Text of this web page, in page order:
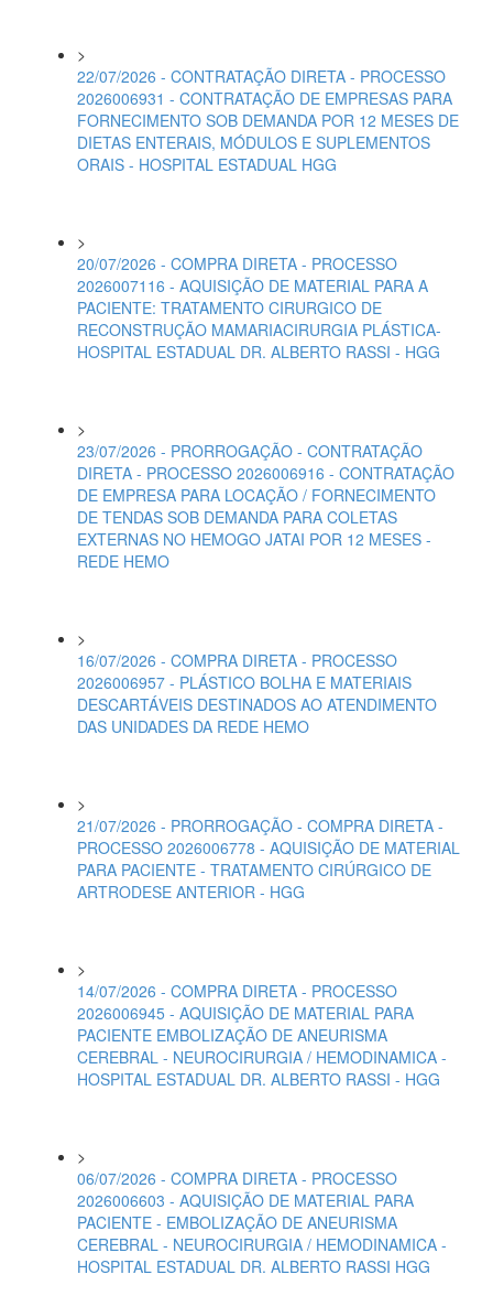
>
22/07/2026 - CONTRATAÇÃO DIRETA - PROCESSO
2026006931 - CONTRATAÇÃO DE EMPRESAS PARA
FORNECIMENTO SOB DEMANDA POR 12 MESES DE
DIETAS ENTERAIS, MÓDULOS E SUPLEMENTOS
ORAIS - HOSPITAL ESTADUAL HGG
>
20/07/2026 - COMPRA DIRETA - PROCESSO
2026007116 - AQUISIÇÃO DE MATERIAL PARA A
PACIENTE: TRATAMENTO CIRURGICO DE
RECONSTRUÇÃO MAMARIACIRURGIA PLÁSTICA-
HOSPITAL ESTADUAL DR. ALBERTO RASSI - HGG
>
23/07/2026 - PRORROGAÇÃO - CONTRATAÇÃO
DIRETA - PROCESSO 2026006916 - CONTRATAÇÃO
DE EMPRESA PARA LOCAÇÃO / FORNECIMENTO
DE TENDAS SOB DEMANDA PARA COLETAS
EXTERNAS NO HEMOGO JATAI POR 12 MESES -
REDE HEMO
>
16/07/2026 - COMPRA DIRETA - PROCESSO
2026006957 - PLÁSTICO BOLHA E MATERIAIS
DESCARTÁVEIS DESTINADOS AO ATENDIMENTO
DAS UNIDADES DA REDE HEMO
>
21/07/2026 - PRORROGAÇÃO - COMPRA DIRETA -
PROCESSO 2026006778 - AQUISIÇÃO DE MATERIAL
PARA PACIENTE - TRATAMENTO CIRÚRGICO DE
ARTRODESE ANTERIOR - HGG
>
14/07/2026 - COMPRA DIRETA - PROCESSO
2026006945 - AQUISIÇÃO DE MATERIAL PARA
PACIENTE EMBOLIZAÇÃO DE ANEURISMA
CEREBRAL - NEUROCIRURGIA / HEMODINAMICA -
HOSPITAL ESTADUAL DR. ALBERTO RASSI - HGG
>
06/07/2026 - COMPRA DIRETA - PROCESSO
2026006603 - AQUISIÇÃO DE MATERIAL PARA
PACIENTE - EMBOLIZAÇÃO DE ANEURISMA
CEREBRAL - NEUROCIRURGIA / HEMODINAMICA -
HOSPITAL ESTADUAL DR. ALBERTO RASSI HGG